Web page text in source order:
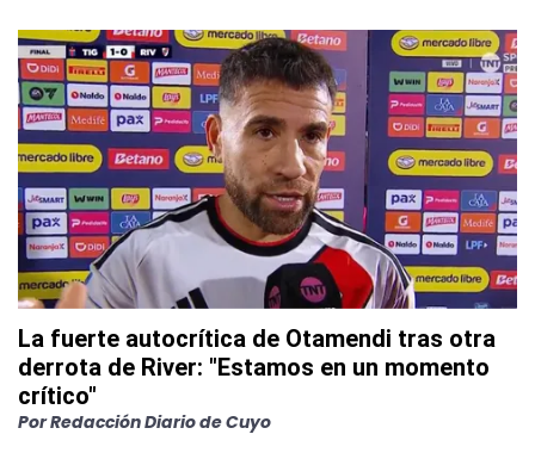
La fuerte autocrítica de Otamendi tras otra
derrota de River: "Estamos en un momento
crítico"
PorRedacción Diario de Cuyo